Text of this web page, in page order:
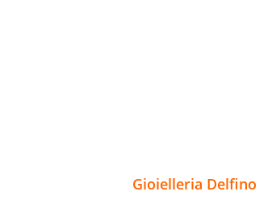
Gioielleria Delfino